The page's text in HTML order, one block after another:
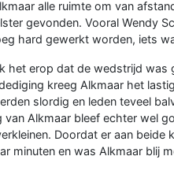
alle ruimte om van
gevonden. Vooral Wendy
hard gewerkt worden, iets
het erop dat de wedstrijd was
kreeg Alkmaar het
slordig en leden teveel
van Alkmaar bleef echter wel
Doordat er aan
minuten en was Alkmaar blij